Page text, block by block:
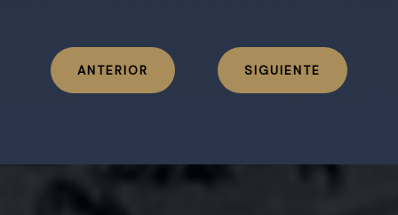
ANTERIOR SIGUIENTE